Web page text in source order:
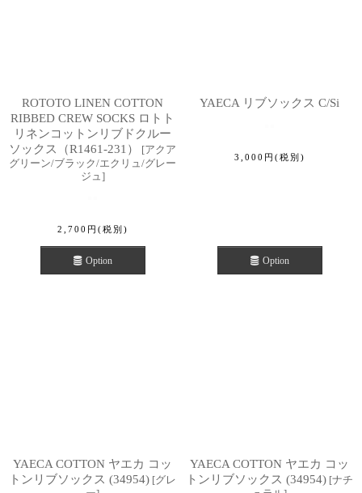
ROTOTO LINEN COTTON
RIBBED CREW SOCKS ロトト
リネンコットンリブドクルー
ソックス（R1461-231）
[アクア
グリーン/ブラック/エクリュ/グレー
ジュ]
2,700 円 (税別)
Option
YAECA リブソックス C/Si
3,000 円 (税別)
Option
YAECA COTTON ヤエカ コッ
トンリブソックス (34954) [グレ
YAECA COTTON ヤエカ コッ
トンリブソックス (34954) [ナチ